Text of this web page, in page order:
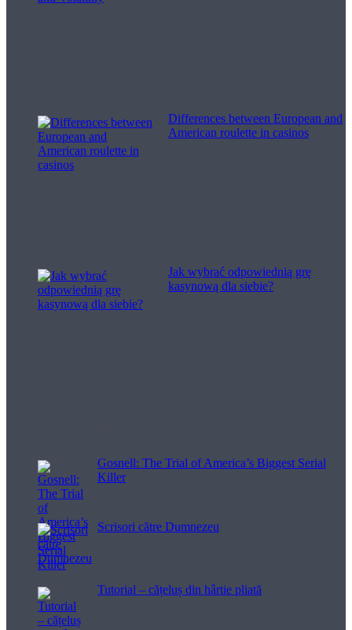
Differences between European and
American roulette in casinos
Jak wybrać odpowiednią grę
kasynową dla siebie?
Gosnell: The Trial of America’s Biggest Serial
Killer
Scrisori către Dumnezeu
Tutorial – cățeluș din hârtie pliată